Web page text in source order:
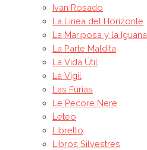
Ivan Rosado
La Línea del Horizonte
La Mariposa y la Iguana
La Parte Maldita
La Vida Útil
La Vigil
Las Furias
Le Pecore Nere
Leteo
Libretto
Libros Silvestres